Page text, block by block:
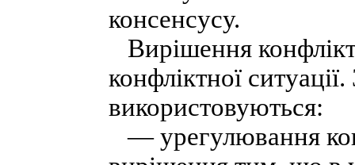
консенсусу.
Вирішення
конфліктної
використовуються:
— урегулювання